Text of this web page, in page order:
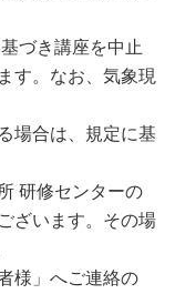
づき講座を中止
す。なお、気象現
場合は、規定に基
研修センターの
ざいます。その場
様」へご連絡の